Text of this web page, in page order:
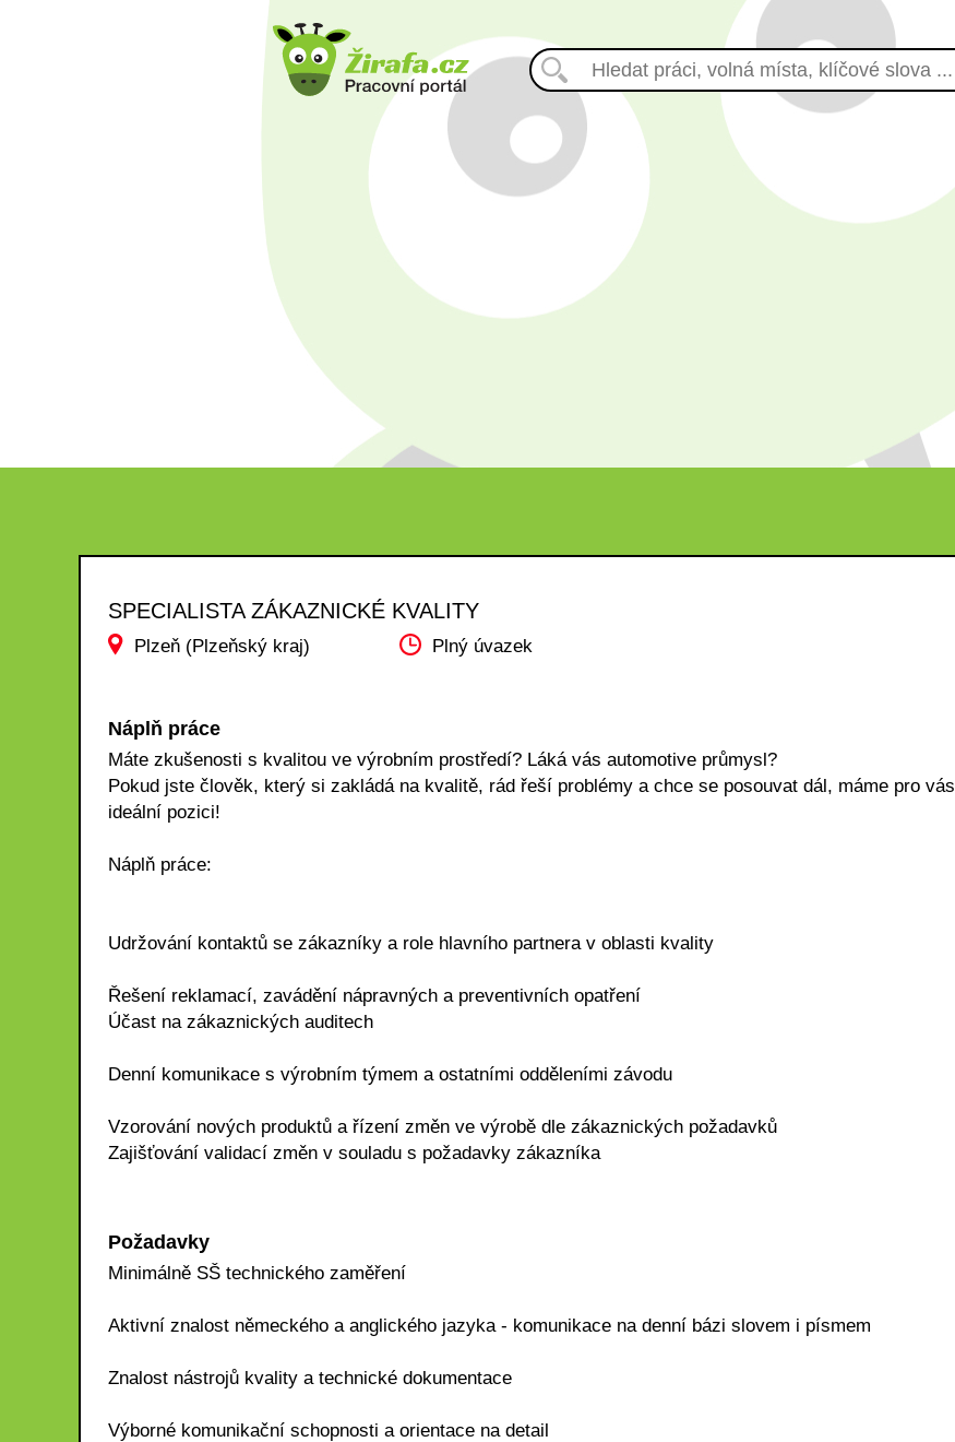
SPECIALISTA ZÁKAZNICKÉ KVALITY
Plzeň (Plzeňský kraj) Plný úvazek
Náplň práce
Máte zkušenosti s kvalitou ve výrobním prostředí? Láká vás automotive průmysl?
Pokud jste člověk, který si zakládá na kvalitě, rád řeší problémy a chce se posouvat dál, máme pro vás
ideální pozici!
Náplň práce:
Udržování kontaktů se zákazníky a role hlavního partnera v oblasti kvality
Řešení reklamací, zavádění nápravných a preventivních opatření
Účast na zákaznických auditech
Denní komunikace s výrobním týmem a ostatními odděleními závodu
Vzorování nových produktů a řízení změn ve výrobě dle zákaznických požadavků
Zajišťování validací změn v souladu s požadavky zákazníka
Požadavky
Minimálně SŠ technického zaměření
Aktivní znalost německého a anglického jazyka - komunikace na denní bázi slovem i písmem
Znalost nástrojů kvality a technické dokumentace
Výborné komunikační schopnosti a orientace na detail